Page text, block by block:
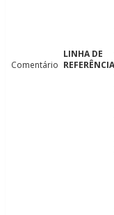
Comentário